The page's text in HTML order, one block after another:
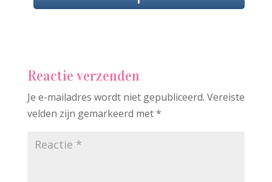
Reactie verzenden
Je e-mailadres wordt niet gepubliceerd. Vereiste
velden zijn gemarkeerd met*